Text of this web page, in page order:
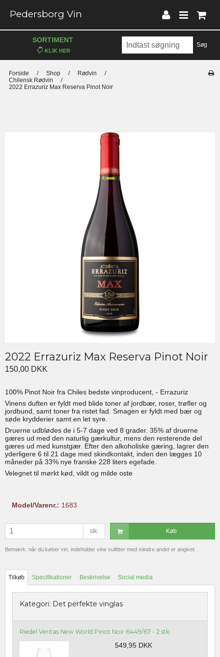
Pedersborg Vin
Søg
SORTIMENT
Forside / Shop / Rødvin
/
Chilensk Rødvin
/
2022 Errazuriz Max Reserva Pinot Noir
2022 Errazuriz Max Reserva Pinot Noir
150,00 DKK
100% Pinot Noir fra Chiles bedste vinproducent, - Errazuriz
Vinens duften er fyldt med blide toner af jordbær, roser, trøfler og
jordbund, samt toner fra ristet fad. Smagen er fyldt med bær og
søde krydderier samt en let syre.
Druerne udblødes de i 5-7 dage ved 8 grader. 35% af druerne
gæres ud med den naturlig gærkultur, mens den resterende del
gæres ud med kunstgær. Efter den alkoholiske gæring, lagrer den
yderligere 6 til 21 dage med skindkontakt, inden den lægges 10
måneder på 33% nye franske 228 liters egefade.
Velegnet til mørkt kød, vildt og milde oste
Model/Varenr.: 1683
stk. Køb
Bemærk: når du køber vin, indeholder vine sulfitter med mindre andet er angivet.
Tilkøb Specifikationer Beskrivelse Social media
Kategori: Det perfekte vinglas
Riedel Veritas New World Pinot Noir 6449/67 - 2 stk.
549,95 DKK